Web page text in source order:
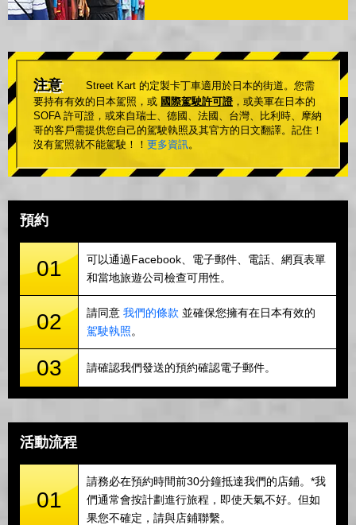
注意
Street Kart 的定製卡丁車適用於日本的街道。您需
要持有有效的日本駕照，或 國際駕駛許可證 ，或美軍在日本的
SOFA 許可證，或來自瑞士、德國、法國、台灣、比利時、摩納
哥的客戶需提供您自己的駕駛執照及其官方的日文翻譯。記住！
沒有駕照就不能駕駛！！ 更多資訊。
預約
01
可以通過Facebook、電子郵件、電話、網頁表單
和當地旅遊公司檢查可用性。
02 請同意 我們的條款 並確保您擁有在日本有效的
駕駛執照。
03 請確認我們發送的預約確認電子郵件。
活動流程
01
請務必在預約時間前30分鐘抵達我們的店鋪。*我
們通常會按計劃進行旅程，即使天氣不好。但如
果您不確定，請與店鋪聯繫。